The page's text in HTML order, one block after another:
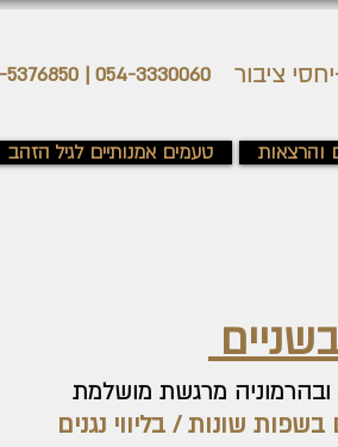
054-3330060 | 03-5376850 ציבור
והרצאות טעמים אמנותיים לגיל הזהב
ובהרמוניה מרגשת מושלמת
שונות / בליווי נגנים